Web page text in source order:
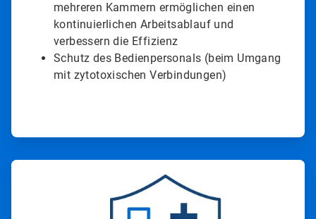
mehreren Kammern ermöglichen einen
kontinuierlichen Arbeitsablauf und
verbessern die Effizienz
Schutz des Bedienpersonals (beim Umgang
mit zytotoxischen Verbindungen)
ArticleTile